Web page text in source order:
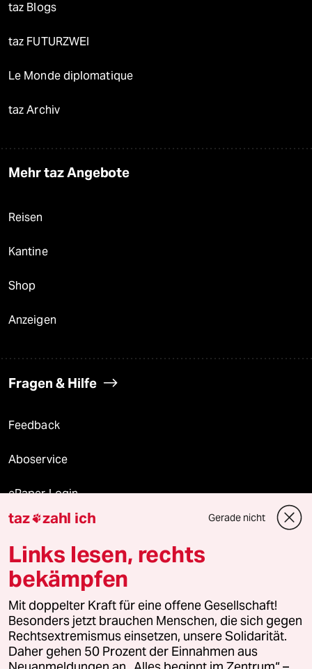
taz Blogs
taz FUTURZWEI
Le Monde diplomatique
taz Archiv
Mehr taz Angebote
Reisen
Kantine
Shop
Anzeigen
Fragen & Hilfe
Feedback
Aboservice
ePaper Login
Downloads für Abonnierende
© 2026 taz Verlags und Vertriebs GmbH
Alle Rechte vorbehalten. Bei rechtlichen Fragen oder für Genehmigungen
wenden Sie sich bitte an
lizenzen@taz.de
Feedback Redaktionsstatut Kommune-Richtlinien
taz zahl ich Gerade nicht
Links lesen, rechts
bekämpfen
Mit doppelter Kraft für eine offene Gesellschaft!
Besonders jetzt brauchen Menschen, die sich gegen
Rechtsextremismus einsetzen, unsere Solidarität.
Daher gehen 50 Prozent der Einnahmen aus